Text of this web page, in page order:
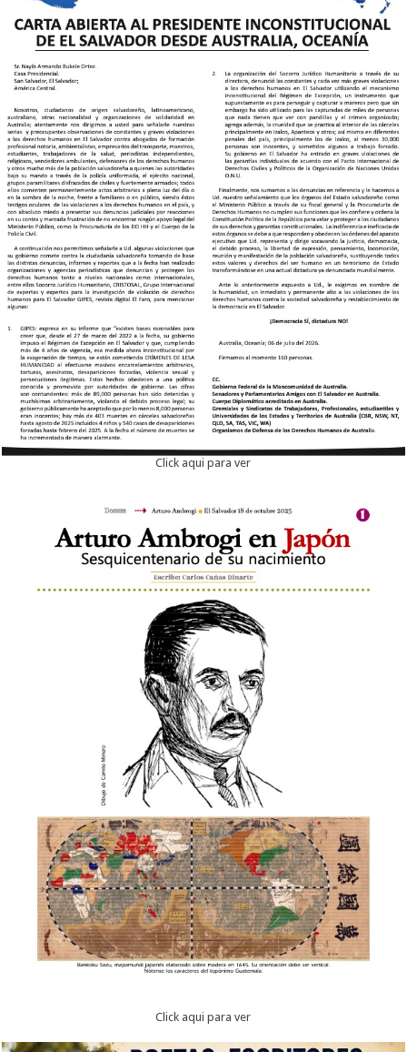
Click aqui para ver
Click aqui para ver